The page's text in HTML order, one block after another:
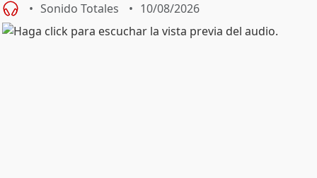
Sonido Totales 10/08/2026